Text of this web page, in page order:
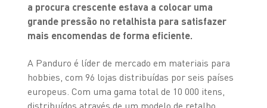
a procura crescente estava a colocar uma
grande pressão no retalhista para satisfazer
mais encomendas de forma eficiente.
A Panduro é líder de mercado em materiais para
hobbies, com 96 lojas distribuídas por seis países
europeus. Com uma gama total de 10 000 itens,
distribuídos através de um modelo de retalho